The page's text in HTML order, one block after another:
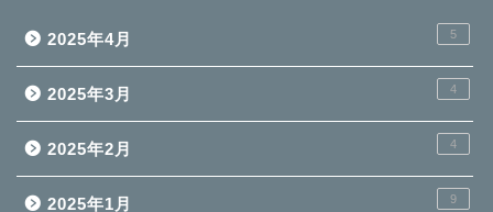
2025年4月 5
2025年3月 4
2025年2月 4
2025年1月 9